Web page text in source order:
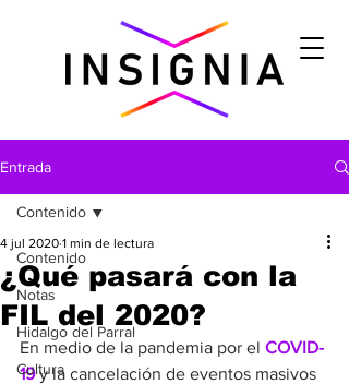
Entrada
Contenido
Notas
Hidalgo del Parral
Cultura
Contenido
¿Qué pasará con la
FIL del 2020?
4 jul 2020 1 min de lectura
En medio de la pandemia por el COVID-
19 y la cancelación de eventos masivos